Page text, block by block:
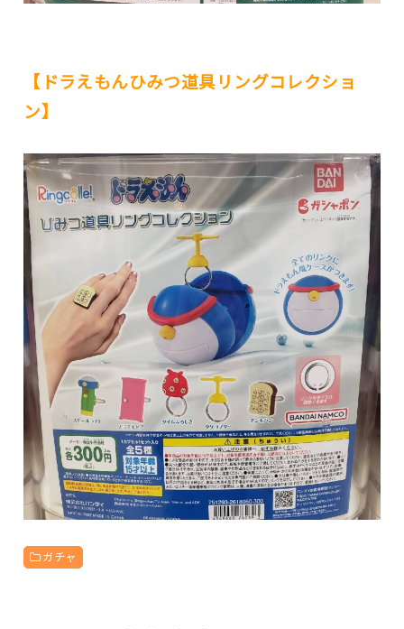
【ドラえもんひみつ道具リングコレクショ
ン】
ガチャ